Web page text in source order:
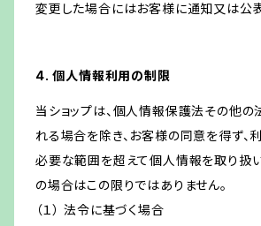
変更した場合にはお客様に通知又は公表
4. 個人情報利用の制限
当ショップは、個人情報保護法その他の
れる場合を除き、お客様の同意を得ず、
必要な範囲を超えて個人情報を取り扱い
の場合はこの限りではありません。
（１） 法令に基づく場合